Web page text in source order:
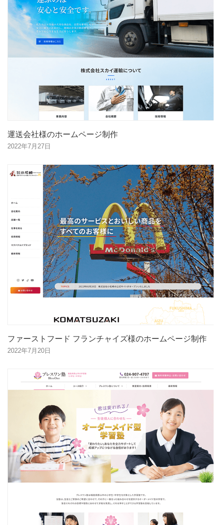
運送会社様のホームページ制作
2022年7月27日
ファーストフード フランチャイズ様のホームページ制作
2022年7月20日